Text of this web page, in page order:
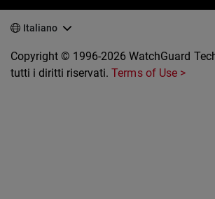
Italiano
Copyright © 1996-2026 WatchGuard
tutti i diritti riservati.Terms of Use >